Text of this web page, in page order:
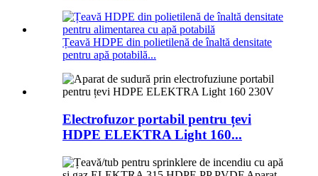
Țeavă HDPE din polietilenă de înaltă densitate
pentru apă potabilă...
Electrofuzor portabil pentru țevi
HDPE ELEKTRA Light 160...